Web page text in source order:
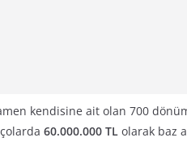
kendisine ait olan 700
60.000.000 TL olarak baz